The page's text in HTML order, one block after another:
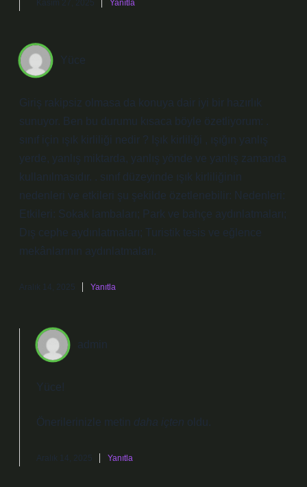
Kasım 27, 2025 Yanıtla
Yüce
Giriş rakipsiz olmasa da konuya dair iyi bir hazırlık
sunuyor. Ben bu durumu kısaca böyle özetliyorum: .
sınıf için ışık kirliliği nedir ? Işık kirliliği , ışığın yanlış
yerde, yanlış miktarda, yanlış yönde ve yanlış zamanda
kullanılmasıdır. . sınıf düzeyinde ışık kirliliğinin
nedenleri ve etkileri şu şekilde özetlenebilir: Nedenleri:
Etkileri: Sokak lambaları; Park ve bahçe aydınlatmaları;
Dış cephe aydınlatmaları; Turistik tesis ve eğlence
mekânlarının aydınlatmaları.
Aralık 14, 2025 Yanıtla
admin
Yüce!
Önerilerinizle metin daha içten oldu.
Aralık 14, 2025 Yanıtla